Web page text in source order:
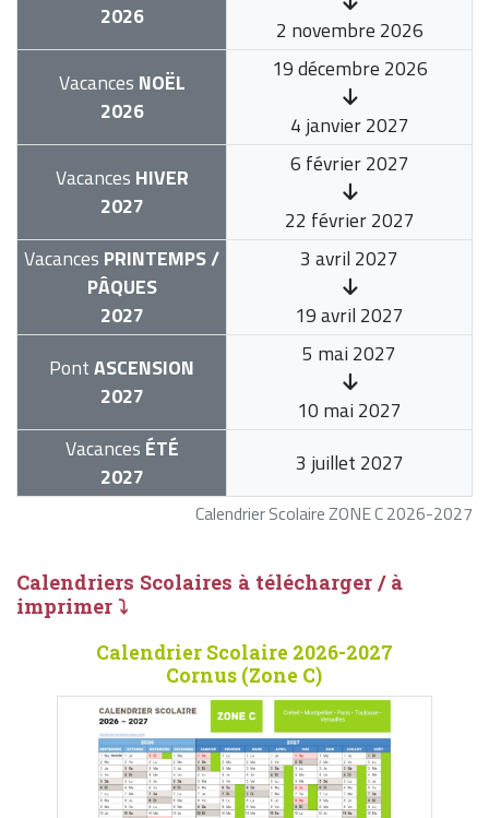
Calendrier Scolaire ZONE C 2026-2027
2026
2 novembre 2026
Vacances NOËL
2026
19 décembre 2026
4 janvier 2027
Vacances HIVER
2027
6 février 2027
22 février 2027
Vacances PRINTEMPS /
PÂQUES
2027
3 avril 2027
19 avril 2027
PontASCENSION
2027
5 mai 2027
10 mai 2027
Vacances ÉTÉ
2027
3 juillet 2027
Calendriers Scolaires à télécharger / à
imprimer ⤵
Calendrier Scolaire 2026-2027
Cornus (Zone C)